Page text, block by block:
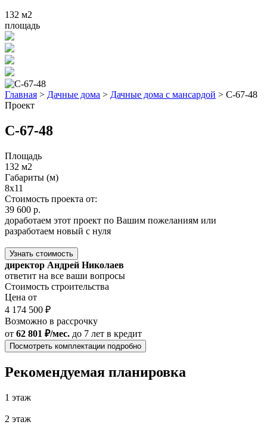
132 м2
площадь
Главная > Дачные дома > Дачные дома с мансардой > С-67-48
Проект
С-67-48
Площадь
132 м2
Габариты (м)
8x11
Стоимость проекта от:
39 600 р.
доработаем этот проект по Вашим пожеланиям или
разработаем новый с нуля
Узнать стоимость
директор Андрей Николаев
ответит на все ваши вопросы
Стоимость строительства
Цена от
4 174 500 ₽
Возможно в рассрочку
от 62 801 ₽/мес. до 7 лет в кредит
Посмотреть комплектации подробно
Рекомендуемая планировка
1 этаж
2 этаж